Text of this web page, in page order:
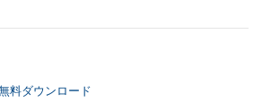
料ダウンロード